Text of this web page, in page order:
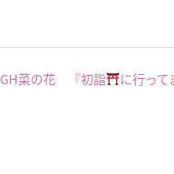
GH菜の花 『初詣 に行って